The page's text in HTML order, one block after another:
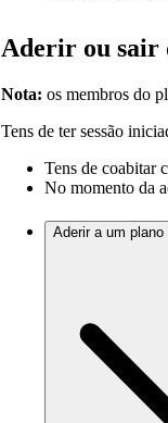
Aderir ou sair
Nota: os membros do
Tens de ter sessão
Tens de coabitar
No momento da
Aderir a um